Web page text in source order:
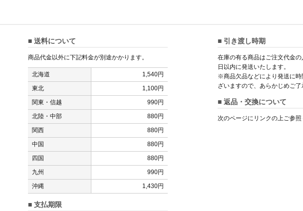
■ 送料について
商品代金以外に下記料金が別途かかります。
北海道 1,540円
東北 1,100円
関東・信越 990円
北陸・中部 880円
関西 880円
中国 880円
四国 880円
九州 990円
沖縄 1,430円
■ 支払期限
■ 引き渡し時期
在庫の有る商品はご注文代金
日以内に発送いたします。
※商品欠品などにより発送に時
ざいますので、あらかじめご了
■ 返品・交換について
次のページにリンクの上ご参照